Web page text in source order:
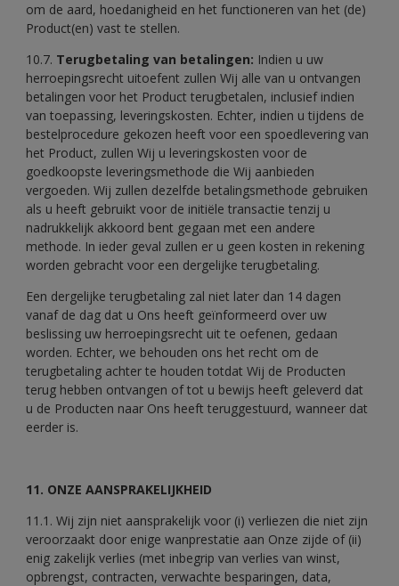
om de aard, hoedanigheid en het functioneren van het (de)
Product(en) vast te stellen.
10.7. Terugbetaling van betalingen: Indien u uw
herroepingsrecht uitoefent zullen Wij alle van u ontvangen
betalingen voor het Product terugbetalen, inclusief indien
van toepassing, leveringskosten. Echter, indien u tijdens de
bestelprocedure gekozen heeft voor een spoedlevering van
het Product, zullen Wij u leveringskosten voor de
goedkoopste leveringsmethode die Wij aanbieden
vergoeden. Wij zullen dezelfde betalingsmethode gebruiken
als u heeft gebruikt voor de initiële transactie tenzij u
nadrukkelijk akkoord bent gegaan met een andere
methode. In ieder geval zullen er u geen kosten in rekening
worden gebracht voor een dergelijke terugbetaling.
Een dergelijke terugbetaling zal niet later dan 14 dagen
vanaf de dag dat u Ons heeft geïnformeerd over uw
beslissing uw herroepingsrecht uit te oefenen, gedaan
worden. Echter, we behouden ons het recht om de
terugbetaling achter te houden totdat Wij de Producten
terug hebben ontvangen of tot u bewijs heeft geleverd dat
u de Producten naar Ons heeft teruggestuurd, wanneer dat
eerder is.
11. ONZE AANSPRAKELIJKHEID
11.1. Wij zijn niet aansprakelijk voor (i) verliezen die niet zijn
veroorzaakt door enige wanprestatie aan Onze zijde of (ii)
enig zakelijk verlies (met inbegrip van verlies van winst,
opbrengst, contracten, verwachte besparingen, data,